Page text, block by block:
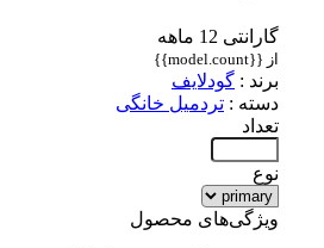
گارانتی 12 ماهه
گودلایف
دسته :تردمیل خانگی
ویژگی‌های محصول